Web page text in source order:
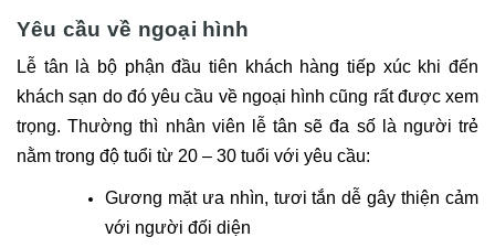
Yêu cầu về ngoại hình
Lễ tân là bộ phận đầu tiên khách hàng tiếp xúc khi đến
khách sạn do đó yêu cầu về ngoại hình cũng rất được xem
trọng. Thường thì nhân viên lễ tân sẽ đa số là người trẻ
nằm trong độ tuổi từ 20 – 30 tuổi với yêu cầu:
Gương mặt ưa nhìn, tươi tắn dễ gây thiện cảm
với người đối diện